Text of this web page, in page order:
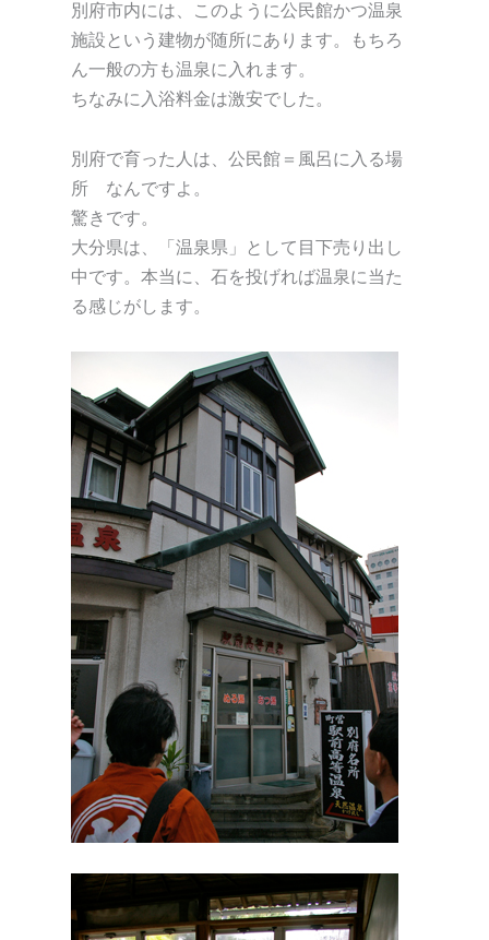
別府市内には、このように公民館かつ温泉
施設という建物が随所にあります。もちろ
ん一般の方も温泉に入れます。
ちなみに入浴料金は激安でした。
別府で育った人は、公民館＝風呂に入る場
所 なんですよ。
驚きです。
大分県は、「温泉県」として目下売り出し
中です。本当に、石を投げれば温泉に当た
る感じがします。